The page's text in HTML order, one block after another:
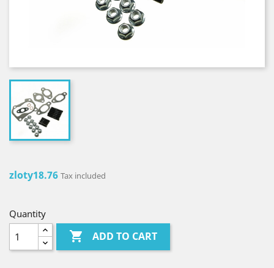
zloty18.76 Tax included
Quantity
 ADD TO CART